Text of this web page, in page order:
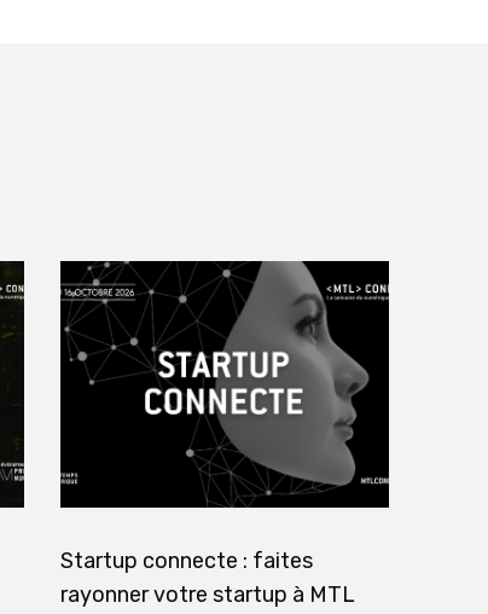
Startup connecte : faites
rayonner votre startup à MTL